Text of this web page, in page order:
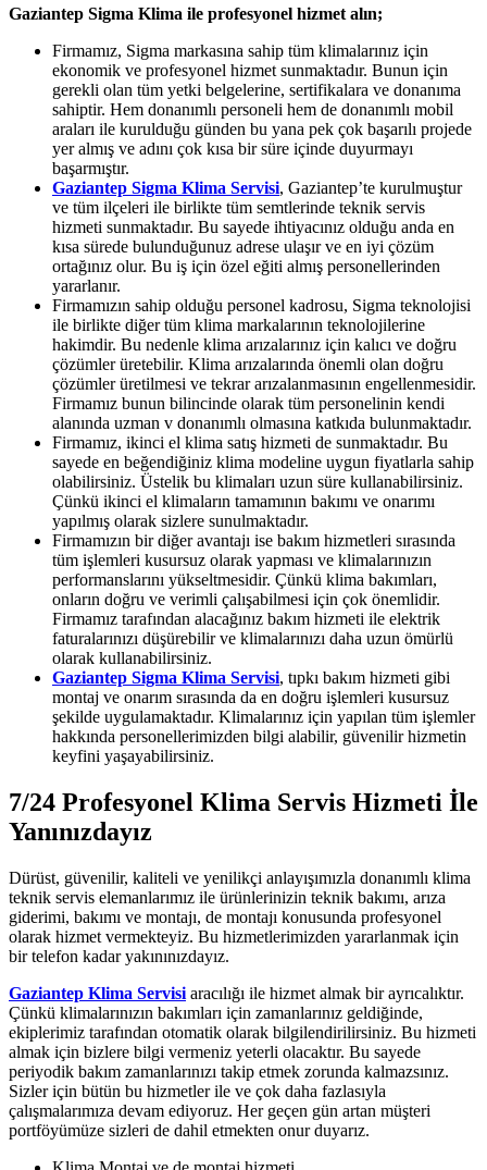
Gaziantep Sigma Klima ile profesyonel hizmet alın;
Firmamız, Sigma markasına sahip tüm klimalarınız için
ekonomik ve profesyonel hizmet sunmaktadır. Bunun için
gerekli olan tüm yetki belgelerine, sertifikalara ve donanıma
sahiptir. Hem donanımlı personeli hem de donanımlı mobil
araları ile kurulduğu günden bu yana pek çok başarılı projede
yer almış ve adını çok kısa bir süre içinde duyurmayı
başarmıştır.
Gaziantep Sigma Klima Servisi, Gaziantep’te kurulmuştur
ve tüm ilçeleri ile birlikte tüm semtlerinde teknik servis
hizmeti sunmaktadır. Bu sayede ihtiyacınız olduğu anda en
kısa sürede bulunduğunuz adrese ulaşır ve en iyi çözüm
ortağınız olur. Bu iş için özel eğiti almış personellerinden
yararlanır.
Firmamızın sahip olduğu personel kadrosu, Sigma teknolojisi
ile birlikte diğer tüm klima markalarının teknolojilerine
hakimdir. Bu nedenle klima arızalarınız için kalıcı ve doğru
çözümler üretebilir. Klima arızalarında önemli olan doğru
çözümler üretilmesi ve tekrar arızalanmasının engellenmesidir.
Firmamız bunun bilincinde olarak tüm personelinin kendi
alanında uzman v donanımlı olmasına katkıda bulunmaktadır.
Firmamız, ikinci el klima satış hizmeti de sunmaktadır. Bu
sayede en beğendiğiniz klima modeline uygun fiyatlarla sahip
olabilirsiniz. Üstelik bu klimaları uzun süre kullanabilirsiniz.
Çünkü ikinci el klimaların tamamının bakımı ve onarımı
yapılmış olarak sizlere sunulmaktadır.
Firmamızın bir diğer avantajı ise bakım hizmetleri sırasında
tüm işlemleri kusursuz olarak yapması ve klimalarınızın
performanslarını yükseltmesidir. Çünkü klima bakımları,
onların doğru ve verimli çalışabilmesi için çok önemlidir.
Firmamız tarafından alacağınız bakım hizmeti ile elektrik
faturalarınızı düşürebilir ve klimalarınızı daha uzun ömürlü
olarak kullanabilirsiniz.
Gaziantep Sigma Klima Servisi, tıpkı bakım hizmeti gibi
montaj ve onarım sırasında da en doğru işlemleri kusursuz
şekilde uygulamaktadır. Klimalarınız için yapılan tüm işlemler
hakkında personellerimizden bilgi alabilir, güvenilir hizmetin
keyfini yaşayabilirsiniz.
7/24 Profesyonel Klima Servis Hizmeti İle
Yanınızdayız
Dürüst, güvenilir, kaliteli ve yenilikçi anlayışımızla donanımlı klima
teknik servis elemanlarımız ile ürünlerinizin teknik bakımı, arıza
giderimi, bakımı ve montajı, de montajı konusunda profesyonel
olarak hizmet vermekteyiz. Bu hizmetlerimizden yararlanmak için
bir telefon kadar yakınınızdayız.
Gaziantep Klima Servisi aracılığı ile hizmet almak bir ayrıcalıktır.
Çünkü klimalarınızın bakımları için zamanlarınız geldiğinde,
ekiplerimiz tarafından otomatik olarak bilgilendirilirsiniz. Bu hizmeti
almak için bizlere bilgi vermeniz yeterli olacaktır. Bu sayede
periyodik bakım zamanlarınızı takip etmek zorunda kalmazsınız.
Sizler için bütün bu hizmetler ile ve çok daha fazlasıyla
çalışmalarımıza devam ediyoruz. Her geçen gün artan müşteri
portföyümüze sizleri de dahil etmekten onur duyarız.